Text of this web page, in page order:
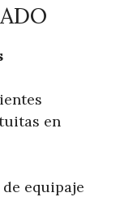
en
equipaje